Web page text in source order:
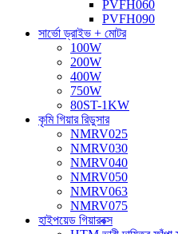
PVFH060
PVFH090
সার্ভো ড্রাইভ + মোটর
100W
200W
400W
750W
80ST-1KW
কৃমি গিয়ার রিডুসার
NMRV025
NMRV030
NMRV040
NMRV050
NMRV063
NMRV075
হাইপয়েড গিয়ারবক্স